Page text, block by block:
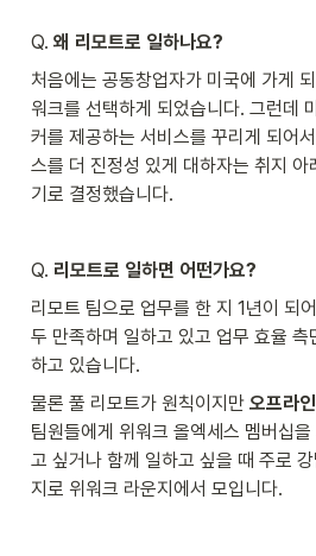
Q. 왜 리모트로 일하나요?
처음에는 공동창업자가 미국에 가게
워크를 선택하게 되었습니다. 그런데
커를 제공하는 서비스를 꾸리게 되어
스를 더 진정성 있게 대하자는 취지
기로 결정했습니다.
Q. 리모트로 일하면 어떤가요?
리모트 팀으로 업무를 한 지 1년이 되
두 만족하며 일하고 있고 업무 효율
하고 있습니다.
물론 풀 리모트가 원칙이지만
팀원들에게 위워크 올엑세스 멤버십
고 싶거나 함께 일하고 싶을 때 주로
지로 위워크 라운지에서 모입니다.